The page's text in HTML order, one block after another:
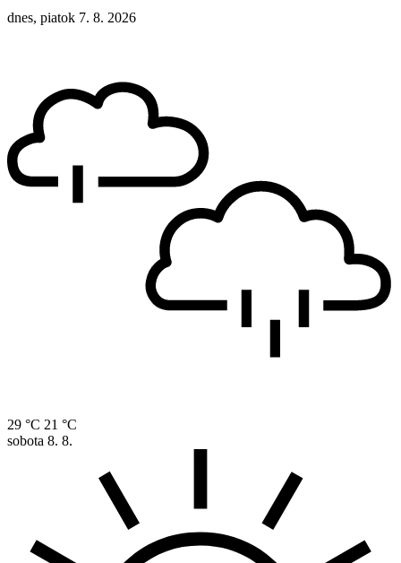
dnes, piatok 7. 8. 2026
29 °C 21 °C
sobota 8. 8.